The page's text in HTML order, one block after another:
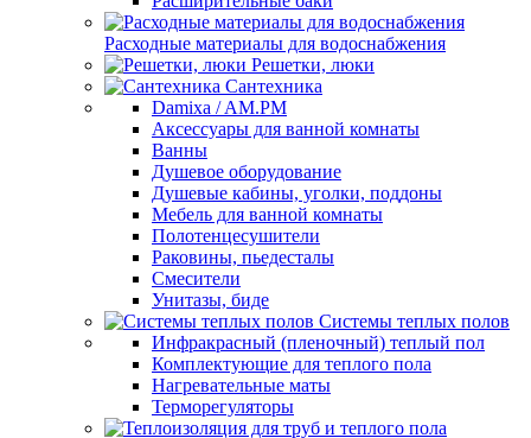
Расходные материалы для водоснабжения
Решетки, люки
Сантехника
Damixa / AM.PM
Аксессуары для ванной комнаты
Ванны
Душевое оборудование
Душевые кабины, уголки, поддоны
Мебель для ванной комнаты
Полотенцесушители
Раковины, пьедесталы
Смесители
Унитазы, биде
Системы теплых полов
Инфракрасный (пленочный) теплый пол
Комплектующие для теплого пола
Нагревательные маты
Терморегуляторы